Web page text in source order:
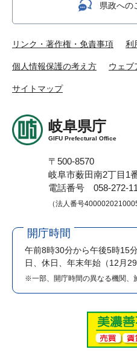
県政への
リンク・著作権・免責事項 利
個人情報保護の考え方 ウェブ
サイトマップ
岐阜県庁
GIFU Prefectural Office
〒500-8570
岐阜市薮田南2丁目1
電話番号 058-272-
（法人番号4000020210005
開庁時間
午前8時30分から午後5時15
日、休日、年末年始（12月
※一部、開庁時間の異なる機関、